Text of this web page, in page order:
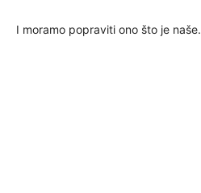
I moramo popraviti ono što je naše.